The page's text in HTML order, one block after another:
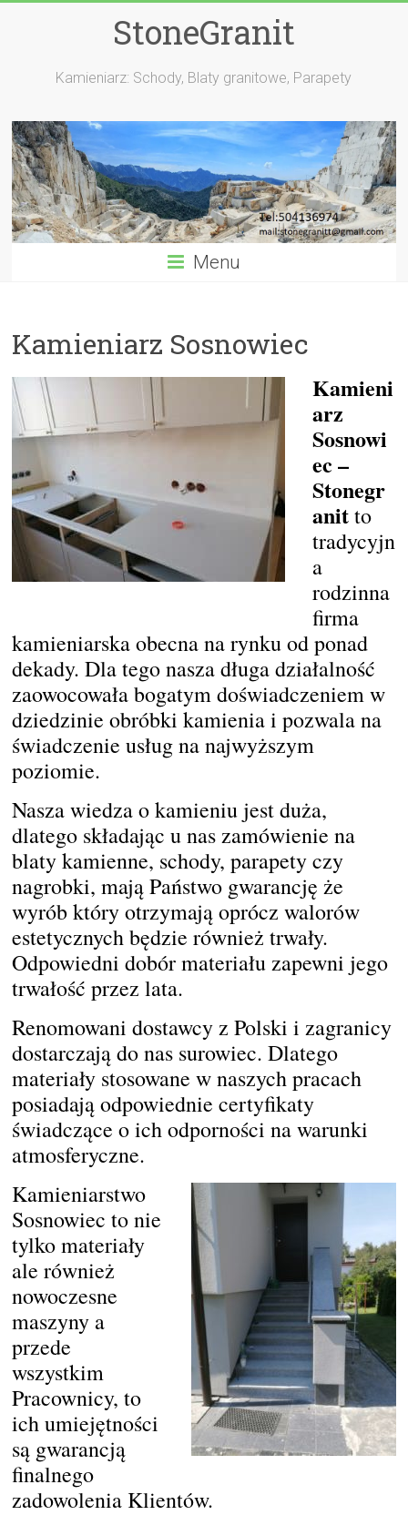
StoneGranit
Kamieniarz: Schody, Blaty granitowe, Parapety
Menu
Kamieniarz Sosnowiec
Kamieni
arz
Sosnowi
ec –
Stonegr
anitto
tradycyjn
a
rodzinna
firma
kamieniarska obecna na rynku od ponad
dekady. Dla tego nasza długa działalność
zaowocowała bogatym doświadczeniem w
dziedzinie obróbki kamienia i pozwala na
świadczenie usług na najwyższym
poziomie.
Nasza wiedza o kamieniu jest duża,
dlatego składając u nas zamówienie na
blaty kamienne, schody, parapety czy
nagrobki, mają Państwo gwarancję że
wyrób który otrzymają oprócz walorów
estetycznych będzie również trwały.
Odpowiedni dobór materiału zapewni jego
trwałość przez lata.
Renomowani dostawcy z Polski i zagranicy
dostarczają do nas surowiec. Dlatego
materiały stosowane w naszych pracach
posiadają odpowiednie certyfikaty
świadczące o ich odporności na warunki
atmosferyczne.
Kamieniarstwo
Sosnowiec to nie
tylko materiały
ale również
nowoczesne
maszyny a
przede
wszystkim
Pracownicy, to
ich umiejętności
są gwarancją
finalnego
zadowolenia Klientów.